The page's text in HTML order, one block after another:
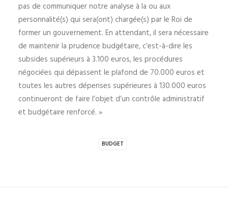
pas de communiquer notre analyse à la ou aux
personnalité(s) qui sera(ont) chargée(s) par le Roi de
former un gouvernement. En attendant, il sera nécessaire
de maintenir la prudence budgétaire, c’est-à-dire les
subsides supérieurs à 3.100 euros, les procédures
négociées qui dépassent le plafond de 70.000 euros et
toutes les autres dépenses supérieures à 130.000 euros
continueront de faire l’objet d’un contrôle administratif
et budgétaire renforcé. »
BUDGET